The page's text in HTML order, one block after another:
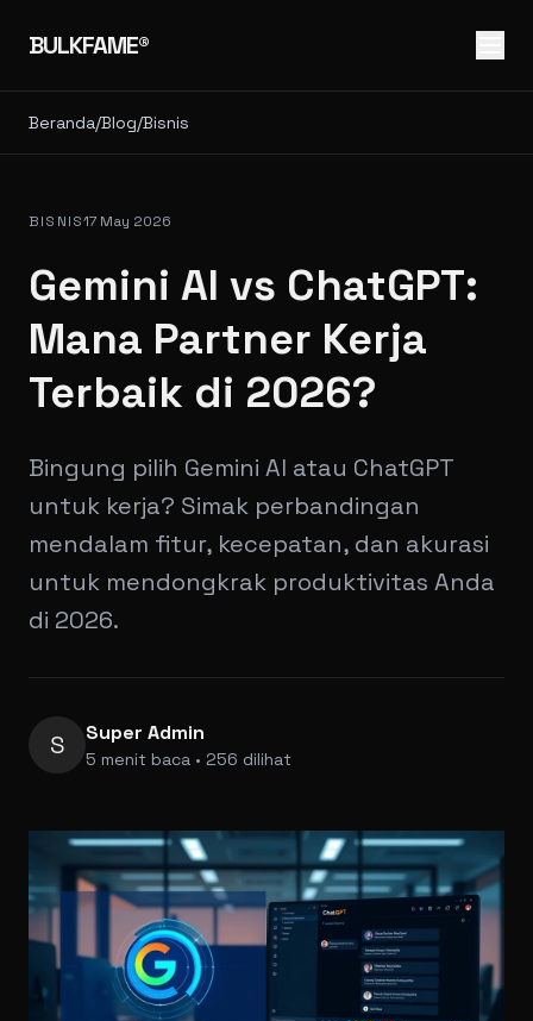
BULKFAME®
Beranda/Blog/Bisnis
BISNIS17 May 2026
Gemini AI vs ChatGPT:
Mana Partner Kerja
Terbaik di 2026?
Bingung pilih Gemini AI atau ChatGPT
untuk kerja? Simak perbandingan
mendalam fitur, kecepatan, dan akurasi
untuk mendongkrak produktivitas Anda
di 2026.
S Super Admin
5 menit baca • 256 dilihat